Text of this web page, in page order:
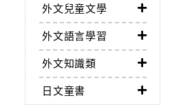
外文兒童文學
外文語言學習
外文知識類
日文童書